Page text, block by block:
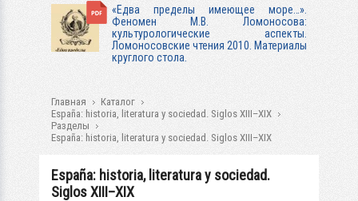
«Едва пределы имеющее море…».
Феномен М.В. Ломоносова:
культурологические аспекты.
Ломоносовские чтения 2010. Материалы
круглого стола.
Главная
Каталог
España: historia, literatura y sociedad. Siglos XIII–XIX
Разделы
España: historia, literatura y sociedad. Siglos XIII–XIX
España: historia, literatura y sociedad.
Siglos XIII–XIX